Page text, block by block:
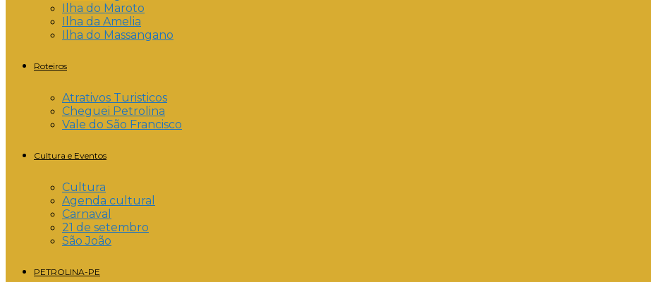
Ilha do Maroto
Ilha da Amelia
Ilha do Massangano
Roteiros
Atrativos Turisticos
Cheguei Petrolina
Vale do São Francisco
Cultura e Eventos
Cultura
Agenda cultural
Carnaval
21 de setembro
São João
PETROLINA-PE